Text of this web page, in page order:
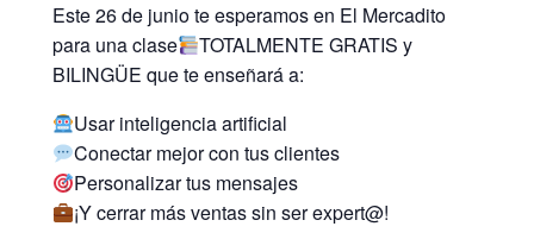
Este 26 de junio te esperamos en El Mercadito
para una clase
TOTALMENTE GRATIS y
BILINGÜE que te enseñará a:
Usar inteligencia artificial
Conectar mejor con tus clientes
Personalizar tus mensajes
¡Y cerrar más ventas sin ser expert@!